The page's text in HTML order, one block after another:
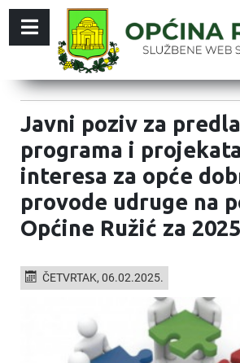
Javni poziv za
programa i
interesa za opće
provode udruge na
Općine Ružić za
ČETVRTAK, 06.02.2025.